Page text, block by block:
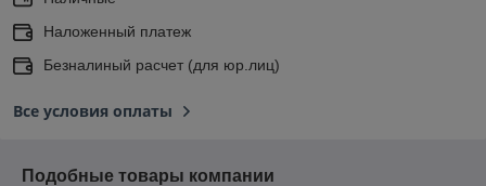
Наложенный платеж
Безналиный расчет (для юр.лиц)
Все условия оплаты
Подобные товары компании